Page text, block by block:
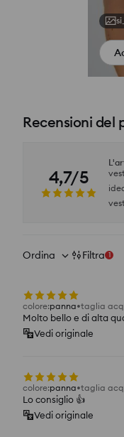
Recensioni del
4,7/5
Ordina Filtra 1
colore:panna taglia
Molto bello e di alta
Vedi originale
colore:panna taglia
Lo consiglio 👍️
Vedi originale